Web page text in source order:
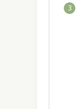
3